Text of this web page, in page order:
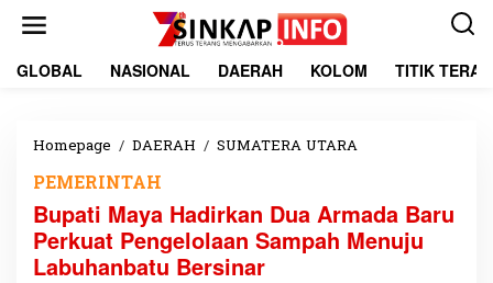
GLOBAL NASIONAL DAERAH KOLOM TITIK
Homepage / DAERAH / SUMATERA UTARA
a
t
i
PEMERINTAH
Bupati Maya Hadirkan Dua Armada Baru
Perkuat Pengelolaan Sampah Menuju
Labuhanbatu Bersinar